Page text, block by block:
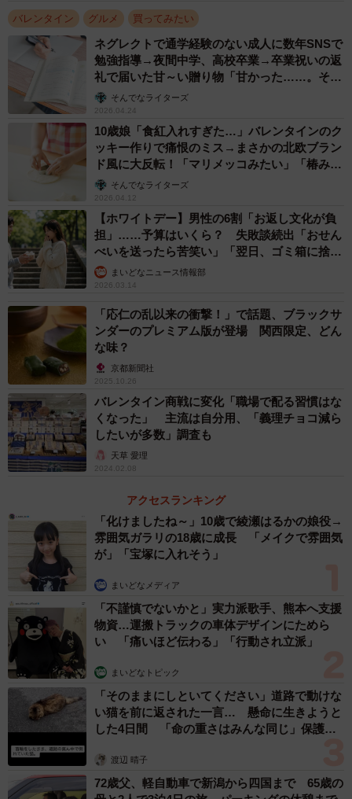
手づくりキットのボックスの中には、トッピングや溶かす用のチョコ、
駄菓子などが入っている。
2つ目は、「食べる楽しみ」。駄菓子やトッピングは、甘い
ものや塩味のあるものなど味はもちろん、パチパチとした
キャンディーや柔らかいグミ、ラーメンスナックなど、食
感も豊富。西さんは「味の大実験ができますよ」と胸を張
る。それらを組み合わせることで「新しい味のお菓子」が
生まれるので、いくら作っても飽きない。作ったり、食べ
たり、見た目にこだわったり…まさに「五感」で楽しめる
お菓子作りキットだ。
この投稿をInstagramで見る
TANSEIDO / 丹生堂本舗 (公式)(@tanseido_honpo)がシェアした投稿
商品開発を担当した西さんが同商品に込めたのは、「チョ
いだ。
「フランスには、チョコ職人のショコラティエがいます。
そんなおしゃれな雰囲気を駄菓子にも取り入れたいと思
い、ボックスデザインもパリ風で、上質かつ丁寧に仕立て
ました」
バレンタイン グルメ 買ってみたい
ネグレクトで通学経験のない成人に数年SNSで
勉強指導→夜間中学、高校卒業→卒業祝いの返
礼で届いた甘～い贈り物「甘かった……。そし
て濃かった……」
そんでなライターズ
2026.04.24
10歳娘「食紅入れすぎた…」バレンタインのク
ッキー作りで痛恨のミス→まさかの北欧ブラン
ド風に大反転！「マリメッコみたい」「椿みた
い」そんでなライターズ
2026.04.12
【ホワイトデー】男性の6割「お返し文化が負
担」……予算はいくら？ 失敗談続出「おせん
べいを送ったら苦笑い」「翌日、ゴミ箱に捨て
られてた」
まいどなニュース情報部
2026.03.14
「応仁の乱以来の衝撃！」で話題、ブラックサ
ンダーのプレミアム版が登場 関西限定、どん
な味？
京都新聞社
2025.10.26
バレンタイン商戦に変化「職場で配る習慣はな
くなった」 主流は自分用、「義理チョコ減ら
したいが多数」調査も
天草 愛理
2024.02.08
アクセスランキング
「化けましたね～」10歳で綾瀬はるかの娘役→
雰囲気ガラリの18歳に成長 「メイクで雰囲気
が」「宝塚に入れそう」
まいどなメディア
「不謹慎でないかと」実力派歌手、熊本へ支援
物資…運搬トラックの車体デザインにためら
い 「痛いほど伝わる」「行動され立派」
まいどなトピック
「そのままにしといてください」道路で動けな
い猫を前に返された一言… 懸命に生きようと
した4日間 「命の重さはみんな同じ」保護団
渡辺 晴子
72歳父、軽自動車で新潟から四国まで 65歳の